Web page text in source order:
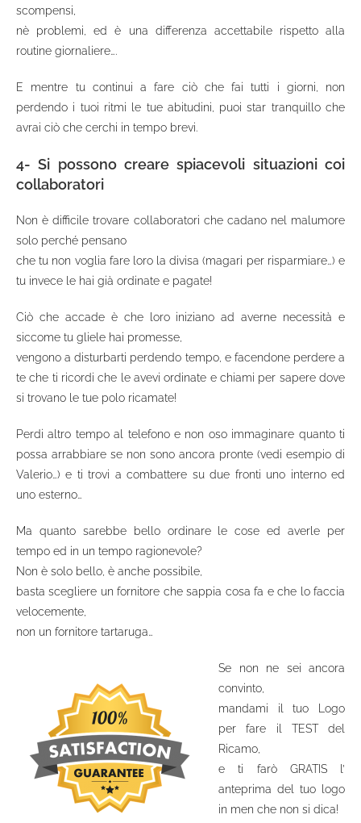
scompensi,
nè problemi, ed è una differenza accettabile rispetto alla
routine giornaliere….
E mentre tu continui a fare ciò che fai tutti i giorni, non
perdendo i tuoi ritmi le tue abitudini, puoi star tranquillo che
avrai ciò che cerchi in tempo brevi.
4- Si possono creare spiacevoli situazioni coi
collaboratori
Non è difficile trovare collaboratori che cadano nel malumore
solo perché pensano
che tu non voglia fare loro la divisa (magari per risparmiare…) e
tu invece le hai già ordinate e pagate!
Ciò che accade è che loro iniziano ad averne necessità e
siccome tu gliele hai promesse,
vengono a disturbarti perdendo tempo, e facendone perdere a
te che ti ricordi che le avevi ordinate e chiami per sapere dove
si trovano le tue polo ricamate!
Perdi altro tempo al telefono e non oso immaginare quanto ti
possa arrabbiare se non sono ancora pronte (vedi esempio di
Valerio…) e ti trovi a combattere su due fronti uno interno ed
uno esterno…
Ma quanto sarebbe bello ordinare le cose ed averle per
tempo ed in un tempo ragionevole?
Non è solo bello, è anche possibile,
basta scegliere un fornitore che sappia cosa fa e che lo faccia
velocemente,
non un fornitore tartaruga…
Se non ne sei ancora
convinto,
mandami il tuo Logo
per fare il TEST del
Ricamo,
e ti farò GRATIS l’
anteprima del tuo logo
in men che non si dica!